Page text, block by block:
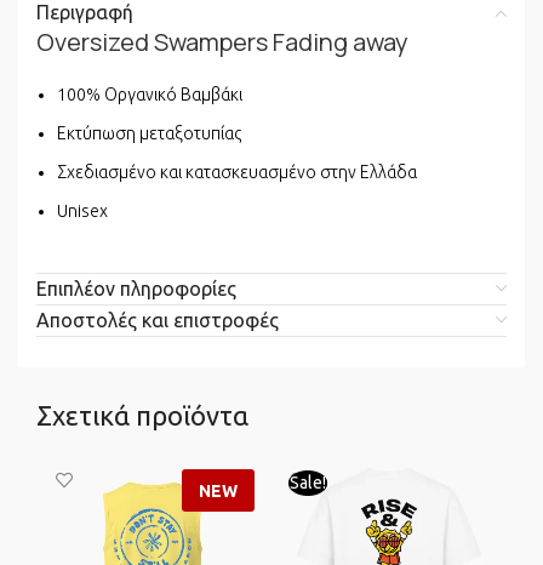
Περιγραφή
Oversized Swampers Fading away
100% Οργανικό Βαμβάκι
Εκτύπωση μεταξοτυπίας
Σχεδιασμένο και κατασκευασμένο στην Ελλάδα
Unisex
Επιπλέον πληροφορίες
Αποστολές και επιστροφές
Σχετικά προϊόντα
NEW Sale!